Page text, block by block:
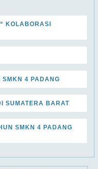
KOLABORASI
4 PADANG
SUMATERA BARAT
SMKN 4 PADANG